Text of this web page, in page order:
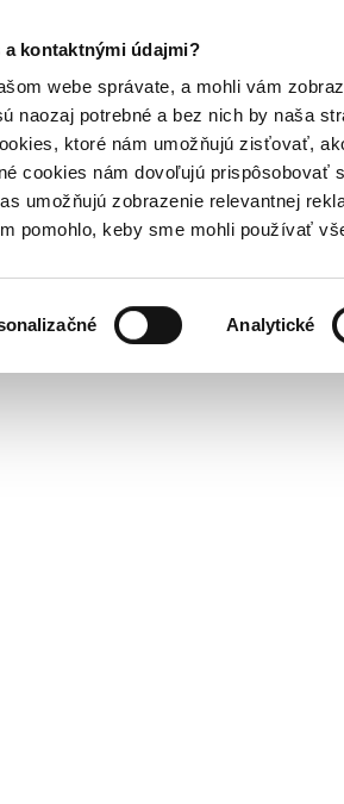
kontaktnými údajmi?
webe správate, a mohli vám
naozaj potrebné a bez nich by naša
ktoré nám umožňujú zisťovať,
cookies nám dovoľujú prispôsobovať
umožňujú zobrazenie relevantnej
pomohlo, keby sme mohli používať
Analytické